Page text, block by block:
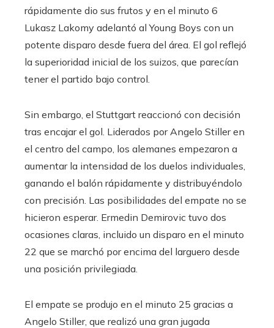
rápidamente dio sus frutos y en el minuto 6
Lukasz Lakomy adelantó al Young Boys con un
potente disparo desde fuera del área. El gol reflejó
la superioridad inicial de los suizos, que parecían
tener el partido bajo control.
Sin embargo, el Stuttgart reaccionó con decisión
tras encajar el gol. Liderados por Angelo Stiller en
el centro del campo, los alemanes empezaron a
aumentar la intensidad de los duelos individuales,
ganando el balón rápidamente y distribuyéndolo
con precisión. Las posibilidades del empate no se
hicieron esperar. Ermedin Demirovic tuvo dos
ocasiones claras, incluido un disparo en el minuto
22 que se marchó por encima del larguero desde
una posición privilegiada.
El empate se produjo en el minuto 25 gracias a
Angelo Stiller, que realizó una gran jugada